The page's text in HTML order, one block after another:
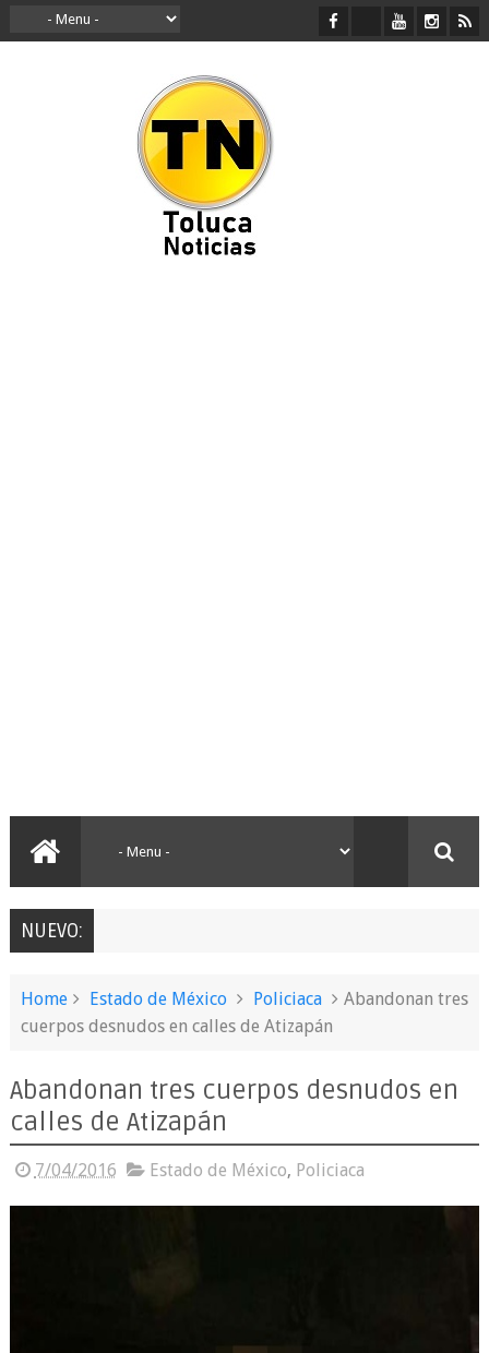
NUEVO:
Home Estado de México Policiaca
Abandonan tres
cuerpos desnudos en calles de Atizapán
Abandonan tres cuerpos desnudos en
calles de Atizapán
7/04/2016 Estado de México, Policiaca